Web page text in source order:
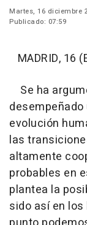
Martes, 16 diciembre
Publicado: 07:59
MADRID, 16
Se ha
evolución
las
altamente
probables en
plantea la
sido así en